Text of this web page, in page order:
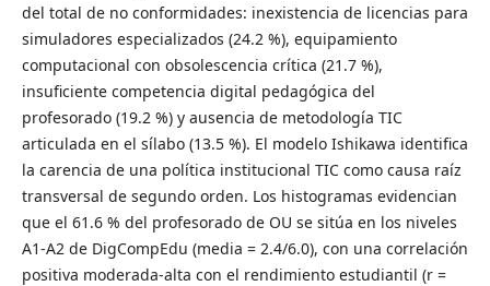
del total de no conformidades: inexistencia de licencias para
simuladores especializados (24.2 %), equipamiento
computacional con obsolescencia crítica (21.7 %),
insuficiente competencia digital pedagógica del
profesorado (19.2 %) y ausencia de metodología TIC
articulada en el sílabo (13.5 %). El modelo Ishikawa identifica
la carencia de una política institucional TIC como causa raíz
transversal de segundo orden. Los histogramas evidencian
que el 61.6 % del profesorado de OU se sitúa en los niveles
A1-A2 de DigCompEdu (media = 2.4/6.0), con una correlación
positiva moderada-alta con el rendimiento estudiantil (r =